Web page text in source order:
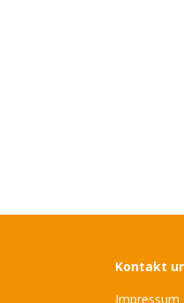
Kontakt
Impressum